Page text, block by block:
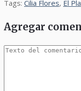
Tags: Cilia Flores, El
Agregar